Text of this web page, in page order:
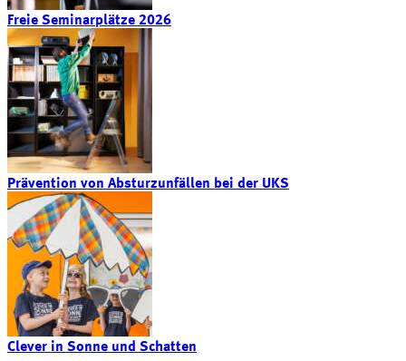
Freie Seminarplätze 2026
Prävention von Absturzunfällen bei der UKS
Clever in Sonne und Schatten